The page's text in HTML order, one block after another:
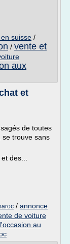
suisse /
/ vente et
aux
et
de toutes
se trouve sans
des...
/ annonce
de voiture
au